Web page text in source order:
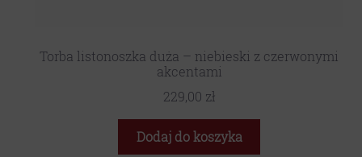
Torba listonoszka duża – niebieski z czerwonymi
akcentami
229,00 zł
Dodaj do koszyka